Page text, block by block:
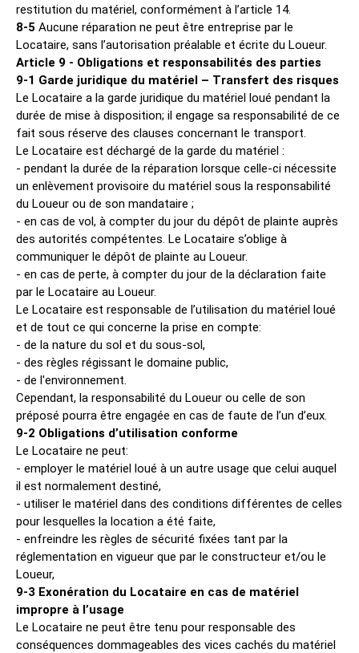
restitution du matériel, conformément à l’article 14.
8-5 Aucune réparation ne peut être entreprise par le
Locataire, sans l’autorisation préalable et écrite du Loueur.
Article 9 - Obligations et responsabilités des parties
9-1 Garde juridique du matériel – Transfert des risques
Le Locataire a la garde juridique du matériel loué pendant la
durée de mise à disposition; il engage sa responsabilité de ce
fait sous réserve des clauses concernant le transport.
Le Locataire est déchargé de la garde du matériel :
- pendant la durée de la réparation lorsque celle-ci nécessite
un enlèvement provisoire du matériel sous la responsabilité
du Loueur ou de son mandataire ;
- en cas de vol, à compter du jour du dépôt de plainte auprès
des autorités compétentes. Le Locataire s’oblige à
communiquer le dépôt de plainte au Loueur.
- en cas de perte, à compter du jour de la déclaration faite
par le Locataire au Loueur.
Le Locataire est responsable de l’utilisation du matériel loué
et de tout ce qui concerne la prise en compte:
- de la nature du sol et du sous-sol,
- des règles régissant le domaine public,
- de l'environnement.
Cependant, la responsabilité du Loueur ou celle de son
préposé pourra être engagée en cas de faute de l’un d’eux.
9-2 Obligations d’utilisation conforme
Le Locataire ne peut:
- employer le matériel loué à un autre usage que celui auquel
il est normalement destiné,
- utiliser le matériel dans des conditions différentes de celles
pour lesquelles la location a été faite,
- enfreindre les règles de sécurité fixées tant par la
réglementation en vigueur que par le constructeur et/ou le
Loueur,
9-3 Exonération du Locataire en cas de matériel
impropre à l’usage
Le Locataire ne peut être tenu pour responsable des
conséquences dommageables des vices cachés du matériel